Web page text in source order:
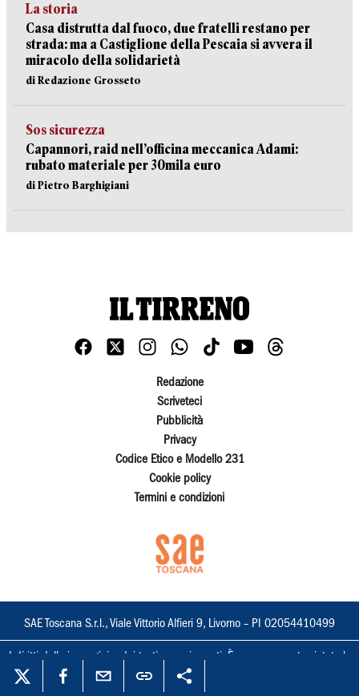
La storia
Casa distrutta dal fuoco, due fratelli restano per
strada: ma a Castiglione della Pescaia si avvera il
miracolo della solidarietà
di Redazione Grosseto
Sos sicurezza
Capannori, raid nell’officina meccanica Adami:
rubato materiale per 30mila euro
di Pietro Barghigiani
Redazione
Scriveteci
Pubblicità
Privacy
Codice Etico e Modello 231
Cookie policy
Termini e condizioni
SAE Toscana S.r.l., Viale Vittorio Alfieri 9, Livorno – PI 02054410499
I diritti delle immagini e dei testi sono riservati. È espressamente vietata la
loro riproduzione con qualsiasi mezzo e l'adattamento totale o parziale.